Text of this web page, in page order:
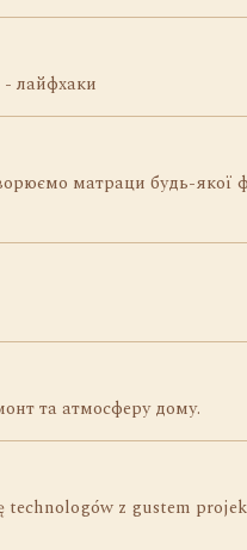
лайфхаки
матраци будь-
та атмосферу дому.
technologów z gustem